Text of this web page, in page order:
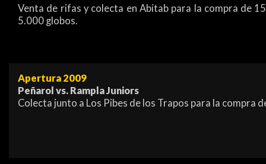
Venta de rifas y colecta en Abitab para la compra de
5.000 globos.
Apertura 2009
Peñarol vs. Rampla Juniors
Colecta junto a Los Pibes de los Trapos para la compra